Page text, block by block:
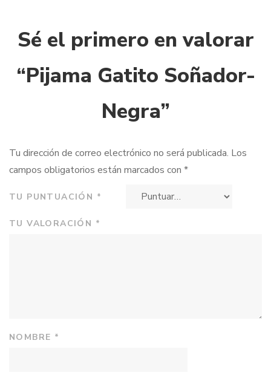
Sé el primero en valorar
“Pijama Gatito Soñador-
Negra”
Tu dirección de correo electrónico no será publicada. Los
campos obligatorios están marcados con *
TU PUNTUACIÓN *
TU VALORACIÓN *
NOMBRE *